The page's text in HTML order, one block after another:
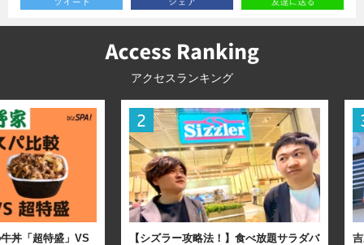
アクセスランキング
丼「超特盛」VS
【シズラー攻略法！】食べ放題サラダバ